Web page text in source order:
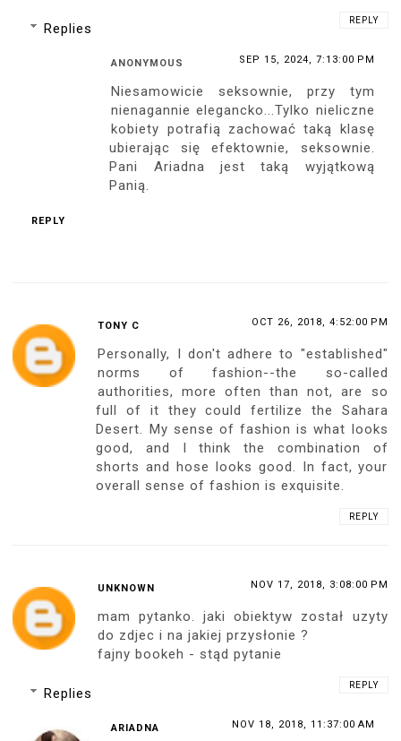
REPLY
Replies
ANONYMOUS SEP 15, 2024, 7:13:00 PM
Niesamowicie seksownie, przy tym
nienagannie elegancko...Tylko nieliczne
kobiety potrafią zachować taką klasę
ubierając się efektownie, seksownie.
Pani Ariadna jest taką wyjątkową
Panią.
REPLY
TONY C OCT 26, 2018, 4:52:00 PM
Personally, I don't adhere to "established"
norms of fashion--the so-called
authorities, more often than not, are so
full of it they could fertilize the Sahara
Desert. My sense of fashion is what looks
good, and I think the combination of
shorts and hose looks good. In fact, your
overall sense of fashion is exquisite.
REPLY
UNKNOWN NOV 17, 2018, 3:08:00 PM
mam pytanko. jaki obiektyw został uzyty
do zdjec i na jakiej przysłonie ?
fajny bookeh - stąd pytanie
REPLY
Replies
ARIADNA NOV 18, 2018, 11:37:00 AM